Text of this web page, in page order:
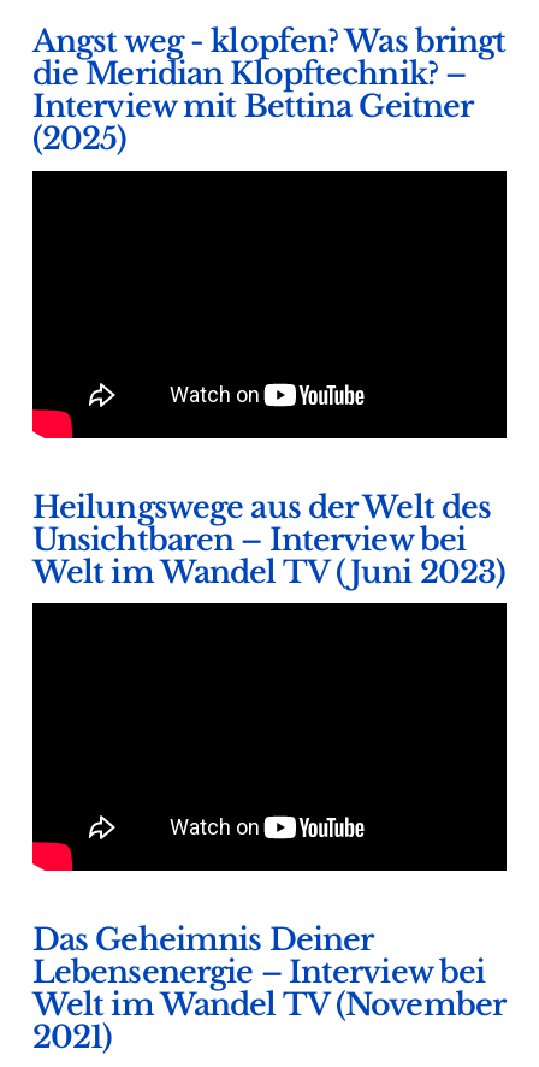
Angst weg - klopfen? Was bringt
die Meridian Klopftechnik? –
Interview mit Bettina Geitner
(2025)
Heilungswege aus der Welt des
Unsichtbaren – Interview bei
Welt im Wandel TV (Juni 2023)
Das Geheimnis Deiner
Lebensenergie – Interview bei
Welt im Wandel TV (November
2021)